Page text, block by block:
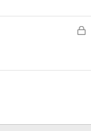
З
р